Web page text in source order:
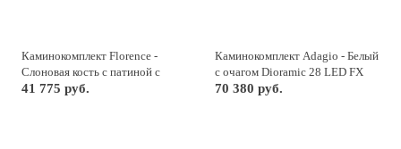
Каминокомплект Florence -
Слоновая кость с патиной с
очагом Fobos FX Black
41 775 руб.
Каминокомплект Adagio - Белый
с очагом Dioramic 28 LED FX
70 380 руб.